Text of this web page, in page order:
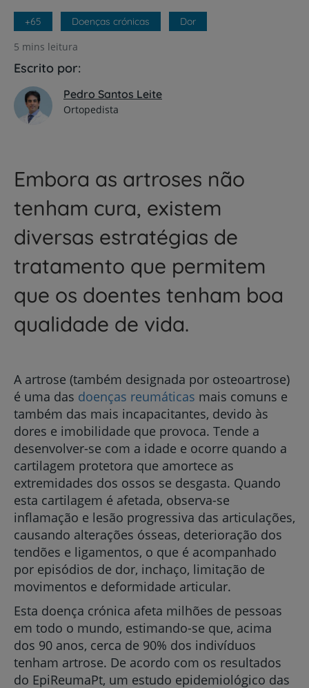
+65 Doenças crónicas Dor
5 mins leitura
Escrito por:
Pedro Santos Leite
Ortopedista
Embora as artroses não
tenham cura, existem
diversas estratégias de
tratamento que permitem
que os doentes tenham boa
qualidade de vida.
A artrose (também designada por osteoartrose)
é uma das doenças reumáticas mais comuns e
também das mais incapacitantes, devido às
dores e imobilidade que provoca. Tende a
desenvolver-se com a idade e ocorre quando a
cartilagem protetora que amortece as
extremidades dos ossos se desgasta. Quando
esta cartilagem é afetada, observa-se
inflamação e lesão progressiva das articulações,
causando alterações ósseas, deterioração dos
tendões e ligamentos, o que é acompanhado
por episódios de dor, inchaço, limitação de
movimentos e deformidade articular.
Esta doença crónica afeta milhões de pessoas
em todo o mundo, estimando-se que, acima
dos 90 anos, cerca de 90% dos indivíduos
tenham artrose. De acordo com os resultados
do EpiReumaPt, um estudo epidemiológico das